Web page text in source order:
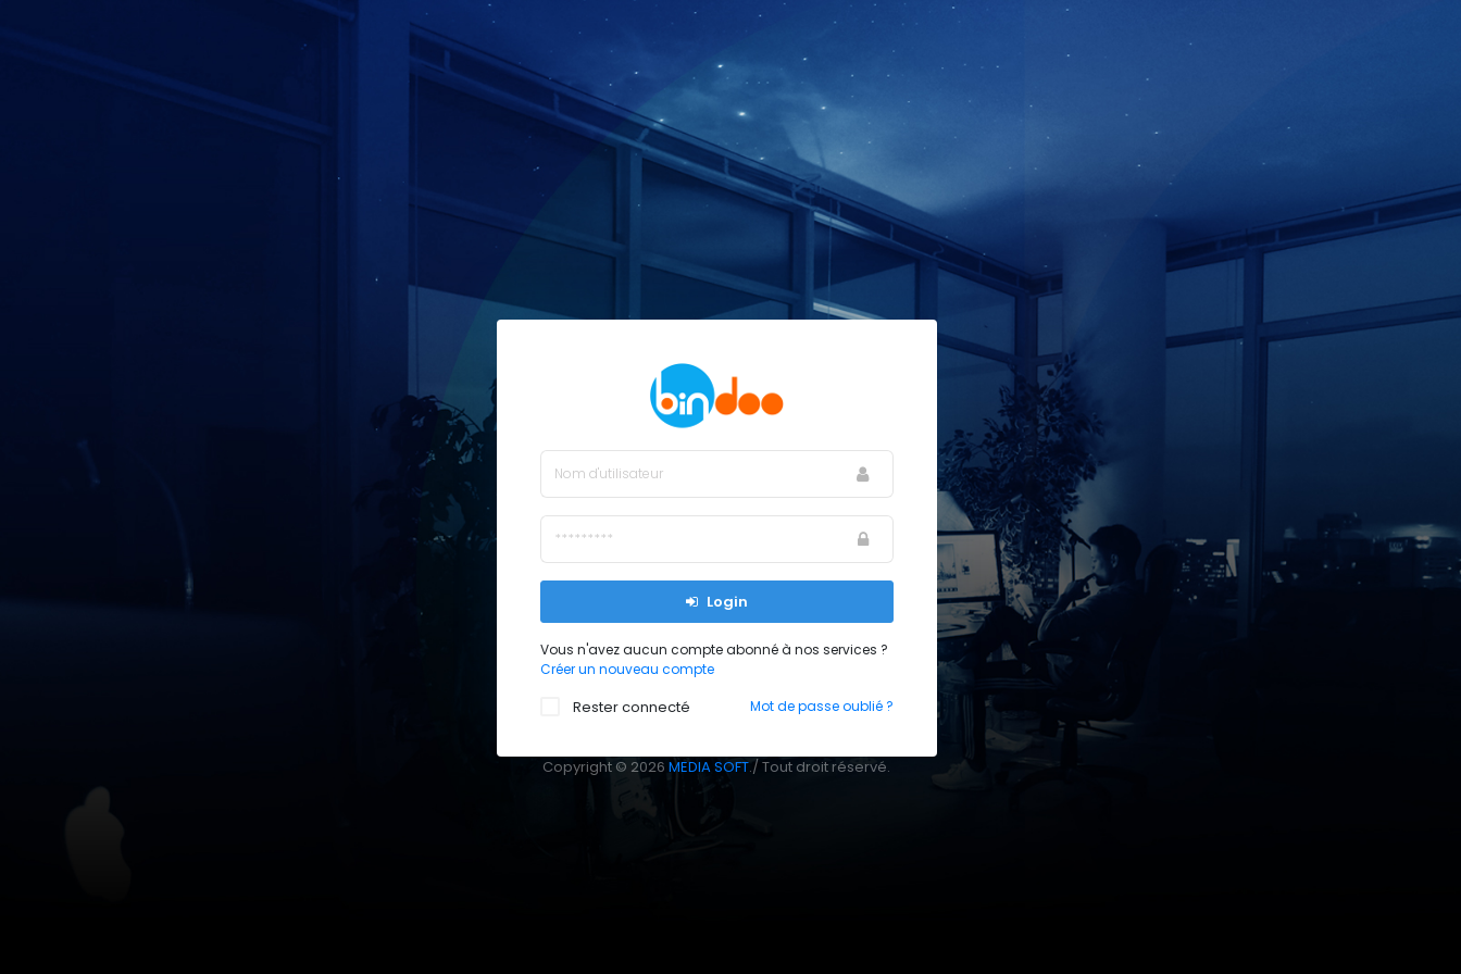
Login
Vous n'avez aucun compte abonné à nos services ?
Créer un nouveau compte
Rester connecté Mot de passe oublié ?
Copyright © 2026MEDIA SOFT./ Tout droit réservé.